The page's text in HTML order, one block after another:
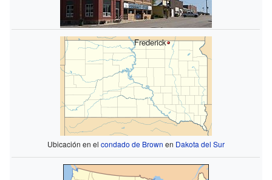
Frederick
Ubicación en el condado de Brown en Dakota del Sur